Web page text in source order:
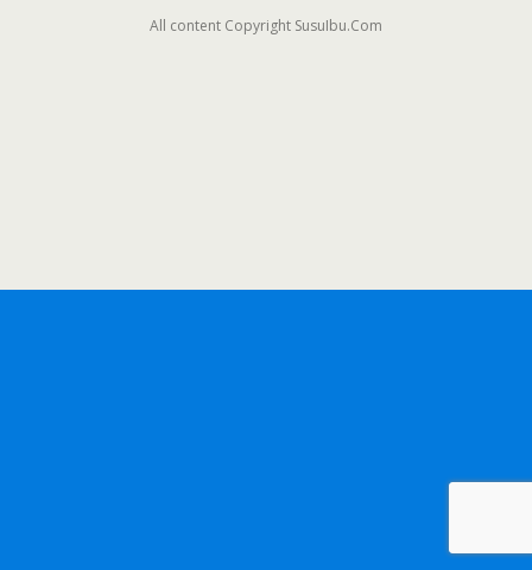
All content Copyright SusuIbu.Com